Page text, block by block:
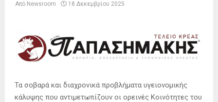
Από Newsroom 18 Δεκεμβρίου 2025
Τα σοβαρά και διαχρονικά προβλήματα υγειονομικής
κάλυψης που αντιμετωπίζουν οι ορεινές Κοινότητες του